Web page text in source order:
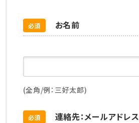
お名前
必須
(全角/例：三好太郎)
連絡先：メールアドレス
必須